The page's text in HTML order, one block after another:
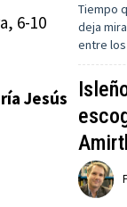
6-10
Jesús
Tiempo
deja
entre